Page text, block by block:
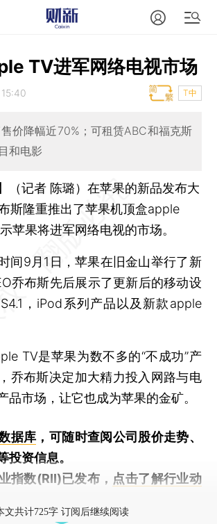
TV进军网络电视市场
T中
价降幅近70%；可租赁ABC和福克斯
和电影
（记者 陈璐）在苹果的新品发布大
斯隆重推出了苹果机顶盒apple
苹果将进军网络电视的市场。
9月1日，苹果在旧金山举行了新
乔布斯先后展示了更新后的移动设
，iPod系列产品以及新款apple
TV是苹果为数不多的“不成功”产
乔布斯决定加大精力投入网路与电
品市场，让它也成为苹果的金矿。
据库 ，可随时查阅公司股价走势、
投资信息。
指数(RII)已发布， 点击了解行业动
文共计725字 订阅后继续阅读